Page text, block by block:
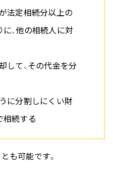
法定相続分以上の
、他の相続人に対
して、その代金を分
に分割しにくい財
相続する
も可能です。